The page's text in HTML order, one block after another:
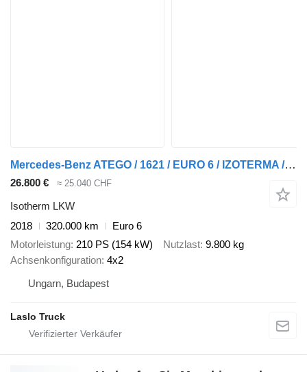
Mercedes-Benz ATEGO / 1621 / EURO 6 / IZOTERMA / ŁAD. 9800 KG
26.800 € ≈ 25.040 CHF
Isotherm LKW
2018
320.000 km
Euro 6
Motorleistung 210 PS (154 kW) Nutzlast 9.800 kg
Achsenkonfiguration 4x2
Ungarn, Budapest
Laslo Truck